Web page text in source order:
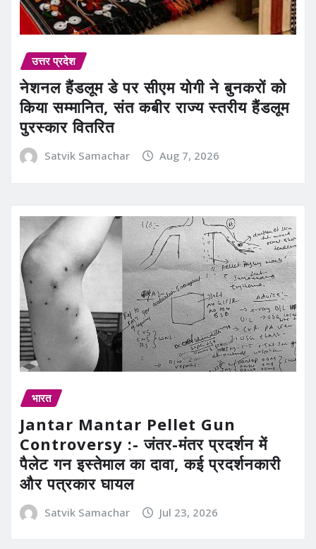
उत्तर प्रदेश
नेशनल हैंडलूम डे पर सीएम योगी ने बुनकरों को
किया सम्मानित, संत कबीर राज्य स्तरीय हैंडलूम
पुरस्कार वितरित
Satvik Samachar Aug 7, 2026
भारत
Jantar Mantar Pellet Gun
Controversy :- जंतर-मंतर प्रदर्शन में
पैलेट गन इस्तेमाल का दावा, कई प्रदर्शनकारी
और पत्रकार घायल
Satvik Samachar Jul 23, 2026